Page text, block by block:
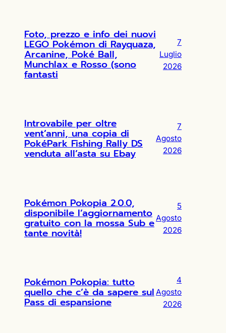
Foto, prezzo e info dei nuovi
LEGO Pokémon di Rayquaza,
Arcanine, Poké Ball,
Munchlax e Rosso (sono
fantasti
7
Luglio
2026
Introvabile per oltre
vent’anni, una copia di
PokéPark Fishing Rally DS
venduta all’asta su Ebay
7
Agosto
2026
Pokémon Pokopia 2.0.0,
disponibile l’aggiornamento
gratuito con la mossa Sub e
tante novità!
5
Agosto
2026
Pokémon Pokopia: tutto
quello che c’è da sapere sul
Pass di espansione
4
Agosto
2026